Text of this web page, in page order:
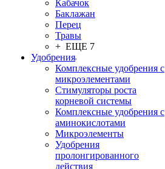
Кабачок
Баклажан
Перец
Травы
+ ЕЩЕ 7
Удобрения
Комплексные удобрения с
микроэлементами
Стимуляторы роста
корневой системы
Комплексные удобрения с
аминокислотами
Микроэлементы
Удобрения
пролонгированного
действия